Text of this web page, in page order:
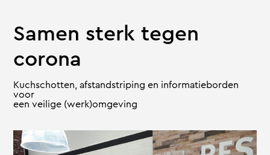
Samen sterk tegen
corona
Kuchschotten, afstandstriping en informatieborden
voor
een veilige (werk)omgeving